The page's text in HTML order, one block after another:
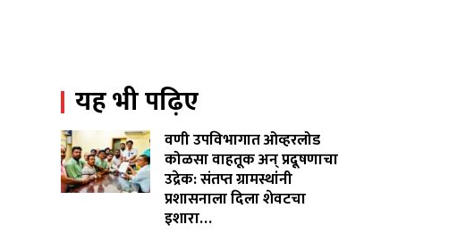
यह भी पढ़िए
वणी उपविभागात ओव्हरलोड
कोळसा वाहतूक अन् प्रदूषणाचा
उद्रेक: संतप्त ग्रामस्थांनी
प्रशासनाला दिला शेवटचा
इशारा…